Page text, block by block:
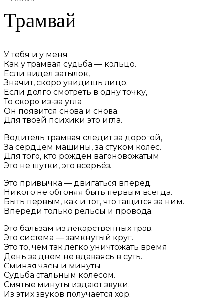
Трамвай
У тебя и у меня
Как у трамвая судьба — кольцо.
Если видел затылок,
Значит, скоро увидишь лицо.
Если долго смотреть в одну точку,
То скоро из-за угла
Он появится снова и снова.
Для твоей психики это игла.
Водитель трамвая следит за дорогой,
За сердцем машины, за стуком колес.
Для того, кто рождён вагоновожатым
Это не шутки, это всерьёз.
Это привычка — двигаться вперёд.
Никого не обгоняя быть первым всегда.
Быть первым, как и тот, что тащится за ним.
Впереди только рельсы и провода.
Это бальзам из лекарственных трав.
Это система — замкнутый круг.
Это то, чем так легко уничтожать время
День за днем не вдаваясь в суть.
Сминая часы и минуты
Судьба стальным колесом.
Смятые минуты издают звуки.
Из этих звуков получается хор.